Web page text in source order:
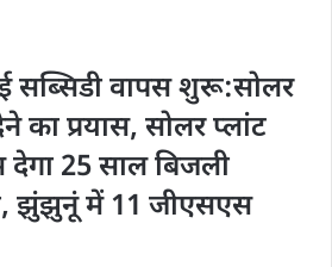
सब्सिडी वापस शुरू:सोलर
का प्रयास, सोलर प्लांट
देगा 25 साल बिजली
झुंझुनूं में 11 जीएसएस